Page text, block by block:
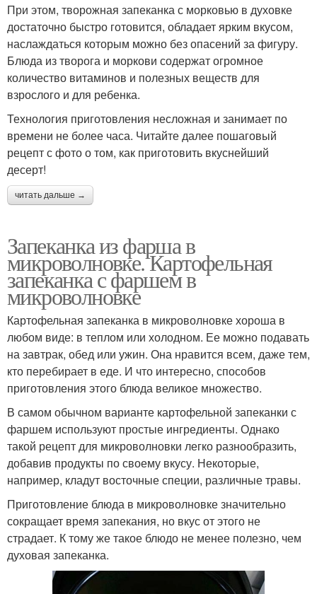
При этом, творожная запеканка с морковью в духовке
достаточно быстро готовится, обладает ярким вкусом,
наслаждаться которым можно без опасений за фигуру.
Блюда из творога и моркови содержат огромное
количество витаминов и полезных веществ для
взрослого и для ребенка.
Технология приготовления несложная и занимает по
времени не более часа. Читайте далее пошаговый
рецепт с фото о том, как приготовить вкуснейший
десерт!
читать дальше →
Запеканка из фарша в
микроволновке. Картофельная
запеканка с фаршем в
микроволновке
Картофельная запеканка в микроволновке хороша в
любом виде: в теплом или холодном. Ее можно подавать
на завтрак, обед или ужин. Она нравится всем, даже тем,
кто перебирает в еде. И что интересно, способов
приготовления этого блюда великое множество.
В самом обычном варианте картофельной запеканки с
фаршем используют простые ингредиенты. Однако
такой рецепт для микроволновки легко разнообразить,
добавив продукты по своему вкусу. Некоторые,
например, кладут восточные специи, различные травы.
Приготовление блюда в микроволновке значительно
сокращает время запекания, но вкус от этого не
страдает. К тому же такое блюдо не менее полезно, чем
духовая запеканка.